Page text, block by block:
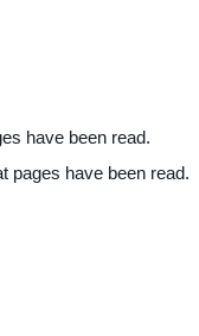
have been read.
pages have been read.